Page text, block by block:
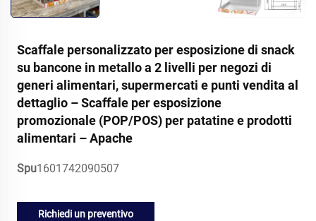
Scaffale personalizzato per esposizione di snack
su bancone in metallo a 2 livelli per negozi di
generi alimentari, supermercati e punti vendita al
dettaglio – Scaffale per esposizione
promozionale (POP/POS) per patatine e prodotti
alimentari – Apache
Spu1601742090507
Richiedi un preventivo